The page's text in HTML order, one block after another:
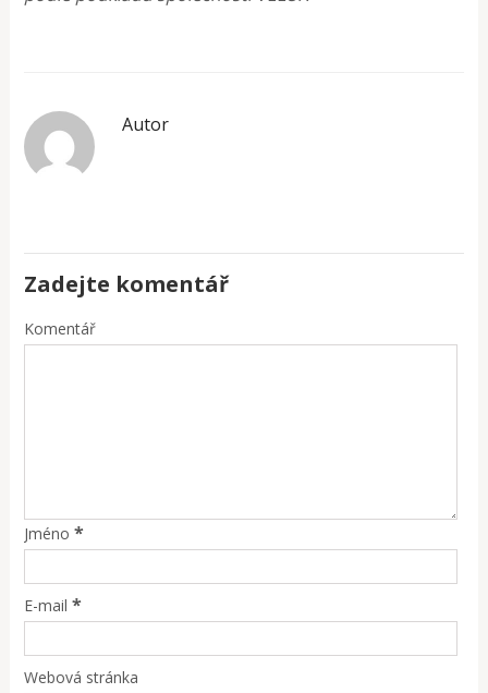
Autor
Zadejte komentář
Komentář
Jméno *
E-mail *
Webová stránka